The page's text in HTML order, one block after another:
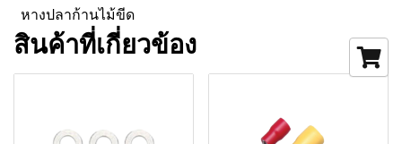
หางปลาก้านไม้ขีด
สินค้าที่เกี่ยวข้อง